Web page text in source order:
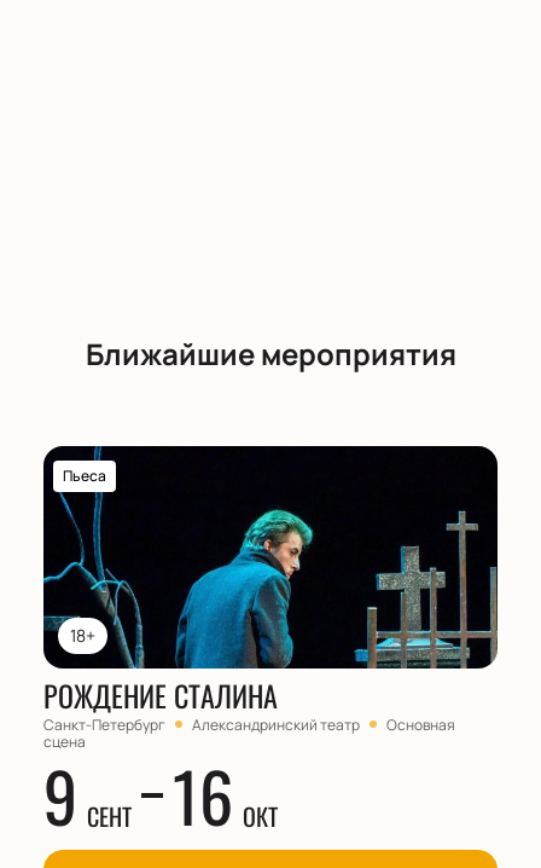
Ближайшие мероприятия
18+
Пьеса
РОЖДЕНИЕ СТАЛИНА
Санкт-Петербург Александринский театр
Основная
сцена
9 СЕНТ 16 ОКТ